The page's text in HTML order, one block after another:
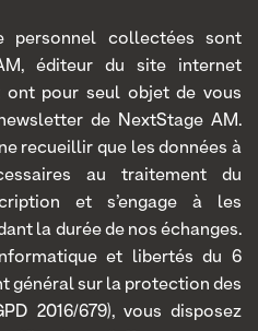
personnel collectées sont
éditeur du site internet
ont pour seul objet de vous
de NextStage AM.
recueillir que les données à
au traitement du
et s’engage à les
la durée de nos échanges.
et libertés du 6
général sur la protection des
2016/679), vous disposez